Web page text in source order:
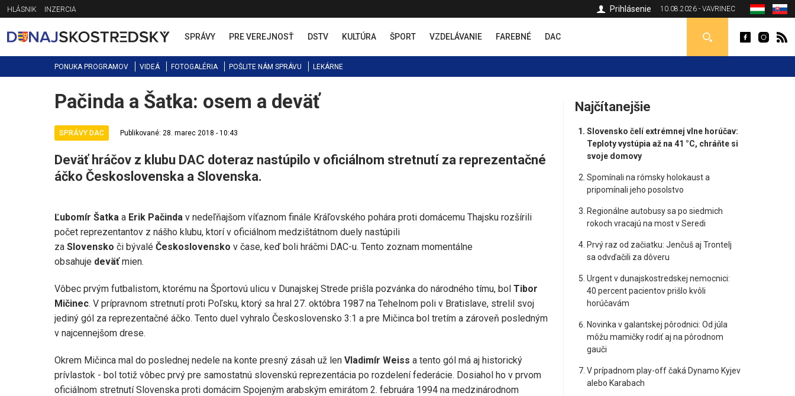
Jump
to
navigation
HLÁSNIK INZERCIA 10.08.2026 - VAVRINEC
Prihlásenie
SPRÁVY PRE VEREJNOSŤ DSTV KULTÚRA ŠPORT VZDELÁVANIE FAREBNÉ DAC
PONUKA PROGRAMOV VIDEÁ FOTOGALÉRIA POŠLITE NÁM SPRÁVU LEKÁRNE
Back
to
Pačinda a Šatka: osem a deväť
SPRÁVY DAC Publikované: 28. marec 2018 - 10:43
Deväť hráčov z klubu DAC doteraz nastúpilo v oficiálnom stretnutí za reprezentačné
áčko Československa a Slovenska.
Ľubomír Šatkaa Erik Pačindav nedeľňajšom víťaznom finále Kráľovského pohára proti domácemu Thajsku rozšírili
počet reprezentantov z nášho klubu, ktorí v oficiálnom medzištátnom duely nastúpili
za Slovensko či bývalé Československo v čase, keď boli hráčmi DAC-u. Tento zoznam momentálne
obsahuje deväťmien.
Vôbec prvým futbalistom, ktorému na Športovú ulicu v Dunajskej Strede prišla pozvánka do národného tímu, bol Tibor
Mičinec. V prípravnom stretnutí proti Poľsku, ktorý sa hral 27. októbra 1987 na Tehelnom poli v Bratislave, strelil svoj
jediný gól za reprezentačné áčko. Tento duel vyhralo Československo 3:1 a pre Mičinca bol tretím a zároveň posledným
v najcennejšom drese.
Okrem Mičinca mal do poslednej nedele na konte presný zásah už len Vladimír Weiss a tento gól má aj historický
prívlastok - bol totiž vôbec prvý pre samostatnú slovenskú reprezentácia po rozdelení federácie. Dosiahol ho v prvom
oficiálnom stretnutí Slovenska proti domácim Spojeným arabským emirátom 2. februára 1994 na medzinárodnom
Najčítanejšie
Slovensko čelí extrémnej vlne horúčav:
Teploty vystúpia až na 41 °C, chráňte si
svoje domovy
Spomínali na rómsky holokaust a
pripomínali jeho posolstvo
Regionálne autobusy sa po siedmich
rokoch vracajú na most v Seredi
Prvý raz od začiatku: Jenčuš aj Trontelj
sa odvďačili za dôveru
Urgent v dunajskostredskej nemocnici:
40 percent pacientov prišlo kvôli
horúčavám
Novinka v galantskej pôrodnici: Od júla
môžu mamičky rodiť aj na pôrodnom
gauči
V prípadnom play-off čaká Dynamo Kyjev
alebo Karabach